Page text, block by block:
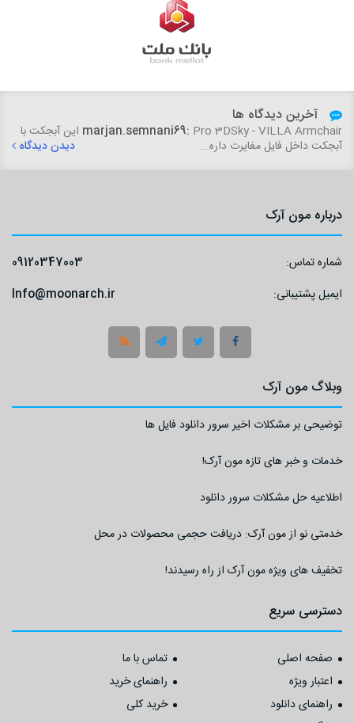
آخرین دیدگاه ها
marjan.semnani69: Pro 3DSky - VILLA Armchair این آبجکت با
آبجکت داخل فایل مغایرت داره... دیدن دیدگاه
woundedtiger1234: درود این نسخه 7 برای مکس 2025 هم جوابه؟...
دیدن دیدگاه
درباره مون آرک
شماره تماس:
09120347003
ایمیل پشتیبانی:
Info@moonarch.ir
وبلاگ مون آرک
توضیحی بر مشکلات اخیر سرور دانلود فایل ها
خدمات و خبر های تازه مون آرک!
اطلاعیه حل مشکلات سرور دانلود
خدمتی نو از مون آرک: دریافت حجمی محصولات در محل
تخفیف های ویژه مون آرک از راه رسیدند!
دسترسی سریع
صفحه اصلی
تماس با ما
اعتبار ویژه
راهنمای خرید
راهنمای دانلود
خرید کلی